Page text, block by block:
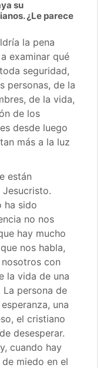
su
¿Le parece
la pena
examinar qué
seguridad,
personas, de la
de la vida,
de los
desde luego
más a la luz
están
ha sido
no nos
hay mucho
nos habla,
nosotros con
la vida de una
La persona de
una
el cristiano
desesperar.
cuando hay
miedo en el